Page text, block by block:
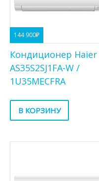
144 900₽
Кондиционер Haier
AS35S2SJ1FA-W /
1U35MECFRA
В КОРЗИНУ